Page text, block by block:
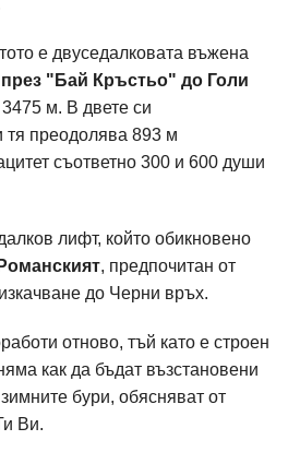
е двуседалковата въжена
"Бай Кръстьо" до Голи
м. В двете си
тя преодолява 893 м
съответно 300 и 600 души
лифт, който обикновено
Романският, предпочитан от
до Черни връх.
отново, тъй като е строен
как да бъдат възстановени
бури, обясняват от
Ви.